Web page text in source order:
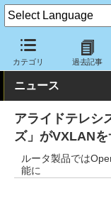
カテゴリ 過去記事
クラウド Watch ネッ
ニュース
アライドテレシ
ズ」がVXLANを
ルータ製品では
能に